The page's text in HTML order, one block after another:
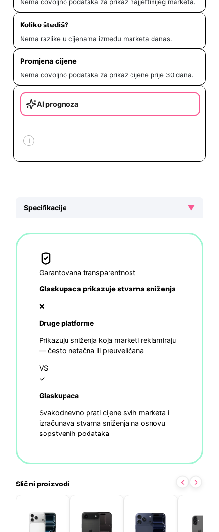
Nema dovoljno podataka za prikaz najjeftinijeg marketa.
Koliko štediš?
Nema razlike u cijenama između marketa danas.
Promjena cijene
Nema dovoljno podataka za prikaz cijene prije 30 dana.
AI prognoza
i
Specifikacije ▼
Garantovana transparentnost
Glaskupaca prikazuje stvarna sniženja
❌
Druge platforme
Prikazuju sniženja koja marketi reklamiraju
— često netačna ili preuveličana
VS
✓
Glaskupaca
Svakodnevno prati cijene svih marketa i
izračunava stvarna sniženja na osnovu
sopstvenih podataka
Slični proizvodi